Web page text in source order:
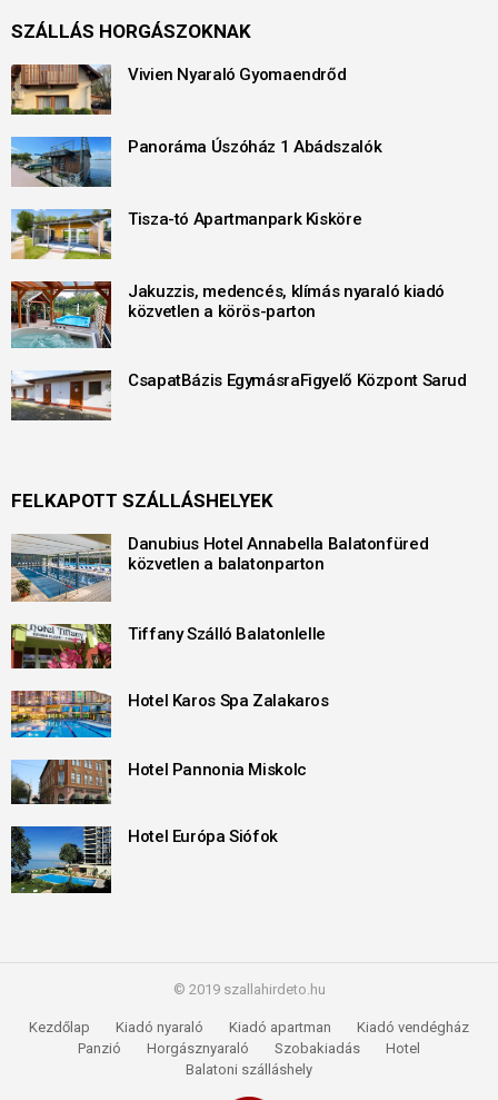
SZÁLLÁS HORGÁSZOKNAK
Vivien Nyaraló Gyomaendrőd
Panoráma Úszóház 1 Abádszalók
Tisza-tó Apartmanpark Kisköre
Jakuzzis, medencés, klímás nyaraló kiadó
közvetlen a körös-parton
CsapatBázis EgymásraFigyelő Központ Sarud
FELKAPOTT SZÁLLÁSHELYEK
Danubius Hotel Annabella Balatonfüred
közvetlen a balatonparton
Tiffany Szálló Balatonlelle
Hotel Karos Spa Zalakaros
Hotel Pannonia Miskolc
Hotel Európa Siófok
© 2019 szallahirdeto.hu
Kezdőlap Kiadó nyaraló Kiadó apartman
Kiadó vendégház
Panzió
Horgásznyaraló Szobakiadás
Hotel
Balatoni szálláshely